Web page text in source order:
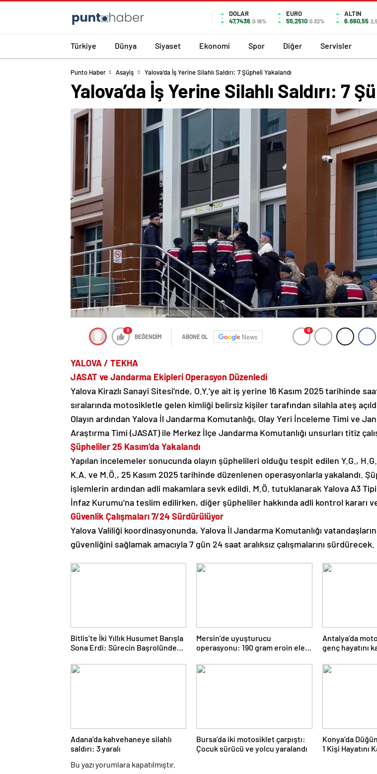
DOLAR
47,7436 0.18%
EURO
55,2510 0.32%
ALTIN
6.660,55
Türkiye Dünya Siyaset Ekonomi Spor Diğer Servisler
Punto Haber Asayiş Yalova’da İş Yerine Silahlı Saldırı: 7 Şüpheli Yakalandı
Yalova’da İş Yerine Silahlı Saldırı: 7
0
BEĞENDİM ABONE OL News
0
YALOVA / TEKHA
JASAT ve Jandarma Ekipleri Operasyon Düzenledi
Yalova Kirazlı Sanayi Sitesi’nde, O.Y.’ye ait iş yerine 16 Kasım 2025 tarihinde
sıralarında motosikletle gelen kimliği belirsiz kişiler tarafından silahla ateş
Olayın ardından Yalova İl Jandarma Komutanlığı, Olay Yeri İnceleme Timi ve
Araştırma Timi (JASAT) ile Merkez İlçe Jandarma Komutanlığı unsurları titiz
Şüpheliler 25 Kasım’da Yakalandı
Yapılan incelemeler sonucunda olayın şüphelileri olduğu tespit edilen Y.G.,
K.A. ve M.Ö., 25 Kasım 2025 tarihinde düzenlenen operasyonlarla yakalandı.
işlemlerin ardından adli makamlara sevk edildi. M.Ö. tutuklanarak Yalova A3 Tipi
İnfaz Kurumu’na teslim edilirken, diğer şüpheliler hakkında adli kontrol kararı
Güvenlik Çalışmaları 7/24 Sürdürülüyor
Yalova Valiliği koordinasyonunda, Yalova İl Jandarma Komutanlığı
güvenliğini sağlamak amacıyla 7 gün 24 saat aralıksız çalışmalarını sürdürecek.
Bitlis’te İki Yıllık Husumet Barışla
Sona Erdi: Sürecin Başrolünde
Açık Vardı
Mersin’de uyuşturucu
operasyonu: 190 gram eroin ele
Antalya’da
genç hayatını
Adana’da kahvehaneye silahlı
saldırı: 3 yaralı
Bursa’da iki motosiklet çarpıştı:
Çocuk sürücü ve yolcu yaralandı
Konya’da
1 Kişi Hayatını
Bu yazı yorumlara kapatılmıştır.